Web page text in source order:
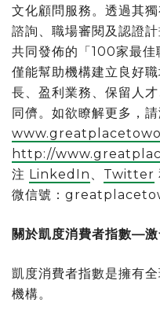
文化顧問服務。透過其
諮詢、職場審閱及認證
共同發佈的「100家最
僅能幫助機構建立良好
長、盈利業務、保留人
同儕。如欲瞭解更多，
http://
注 LinkedIn Twitter
微信號：
關於凱度消費者指數—
凱度消費者指數是擁有
機構。